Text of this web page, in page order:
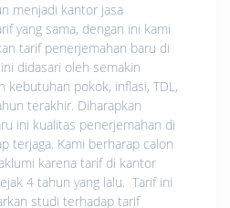
menjadi kantor jasa
yang sama, dengan ini kami
tarif penerjemahan baru di
ini didasari oleh semakin
kebutuhan pokok, inflasi, TDL,
terakhir. Diharapkan
ini kualitas penerjemahan di
terjaga. Kami berharap calon
karena tarif di kantor
4 tahun yang lalu. Tarif ini
studi terhadap tarif